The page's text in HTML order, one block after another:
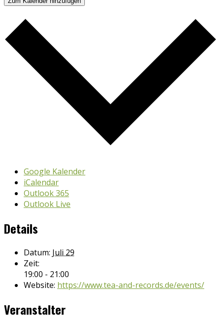
Google Kalender
iCalendar
Outlook 365
Outlook Live
Details
Datum: Juli 29
Zeit:
19:00 - 21:00
Website: https://www.tea-and-records.de/events/
Veranstalter